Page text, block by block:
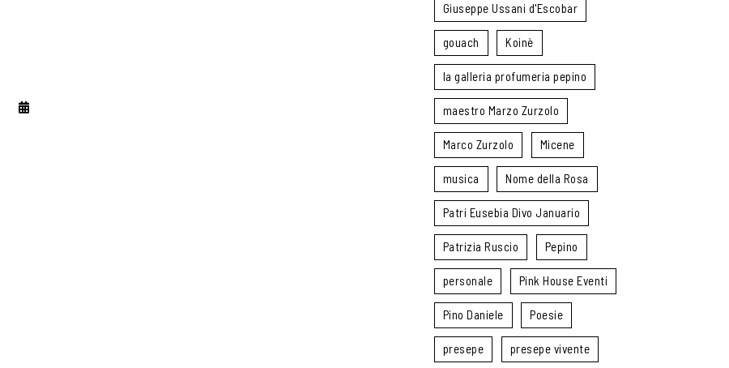
Giuseppe Ussani d'Escobar
gouach Koinè
la galleria profumeria pepino
maestro Marzo Zurzolo
Marco Zurzolo Micene
musica Nome della Rosa
Patri Eusebia Divo Januario
Patrizia Ruscio Pepino
personale Pink House Eventi
Pino Daniele Poesie
presepe presepe vivente